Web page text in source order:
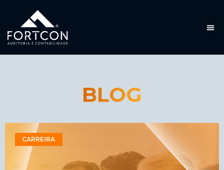
BLOG
CARREIRA